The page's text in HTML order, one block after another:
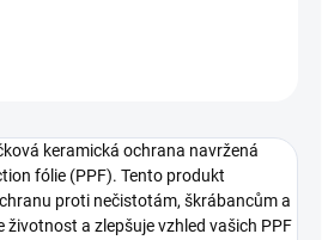
keramická ochrana navržená
fólie (PPF). Tento produkt
proti nečistotám, škrábancům a
životnost a zlepšuje vzhled vašich PPF